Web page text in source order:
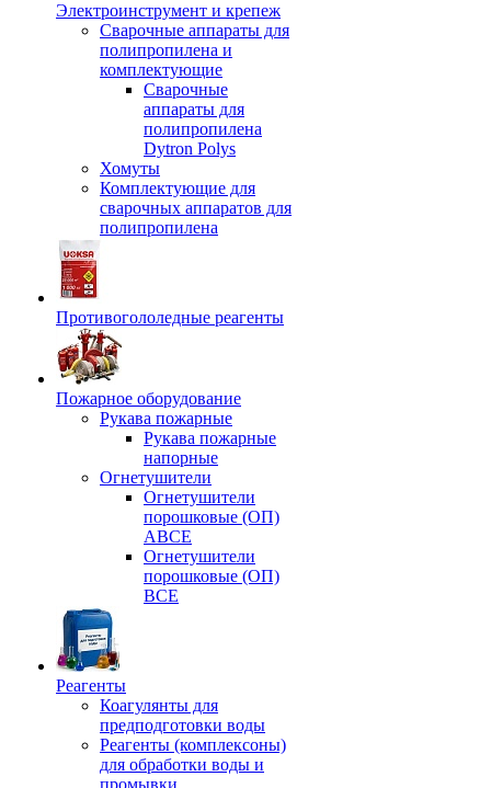
Электроинструмент и крепеж
Сварочные аппараты для
полипропилена и
комплектующие
Сварочные
аппараты для
полипропилена
Dytron Polys
Хомуты
Комплектующие для
сварочных аппаратов для
полипропилена
Противогололедные реагенты
Пожарное оборудование
Рукава пожарные
Рукава пожарные
напорные
Огнетушители
Огнетушители
порошковые (ОП)
АВСЕ
Огнетушители
порошковые (ОП)
ВСЕ
Реагенты
Коагулянты для
предподготовки воды
Реагенты (комплексоны)
для обработки воды и